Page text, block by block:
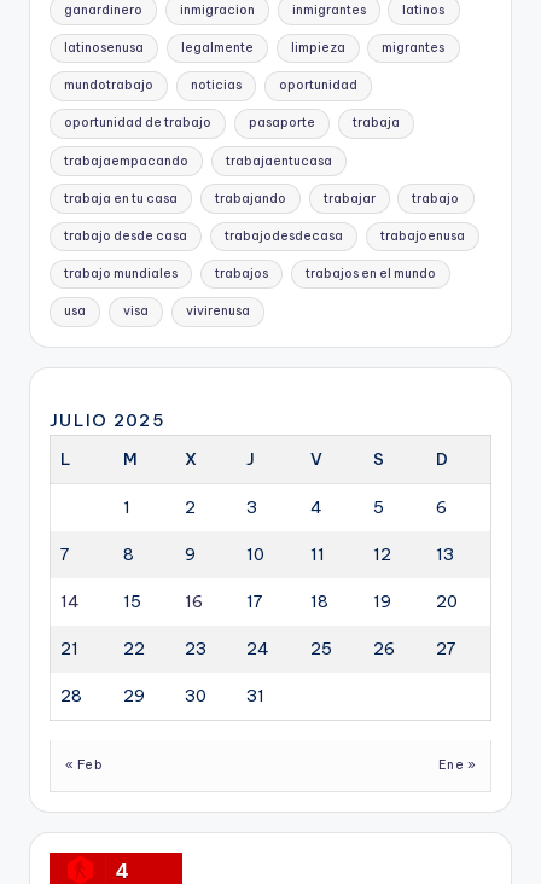
ganardinero inmigracion inmigrantes latinos
latinosenusa legalmente limpieza migrantes
mundotrabajo noticias oportunidad
oportunidad de trabajo pasaporte trabaja
trabajaempacando trabajaentucasa
trabaja en tu casa trabajando trabajar trabajo
trabajo desde casa trabajodesdecasa trabajoenusa
trabajo mundiales trabajos trabajos en el mundo
usa visa vivirenusa
JULIO 2025
L
M X J V S D
1 2 3 4 5 6
7 8 9 10 11 12 13
14 15 16 17 18 19 20
21 22 23 24 25 26 27
28 29 30 31
« Feb Ene »
4